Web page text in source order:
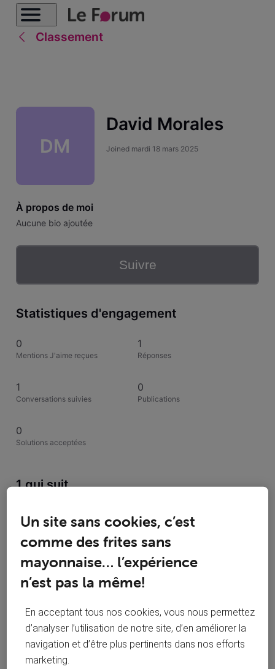
Classement
DM
David Morales
Joined mardi 18 mars 2025
À propos de moi
Aucune bio ajoutée
Suivre
Statistiques d'engagement
0
Mentions J'aime reçues
1
Réponses
1
Conversations suivies
0
Publications
0
Solutions acceptées
1 qui suit
roylion15
Activités de David Morales
Un site sans cookies, c’est
comme des frites sans
mayonnaise… l’expérience
n’est pas la même!
En acceptant tous nos cookies, vous nous permettez
d’analyser l’utilisation de notre site, d’en améliorer la
navigation et d’être plus pertinents dans nos efforts
marketing.